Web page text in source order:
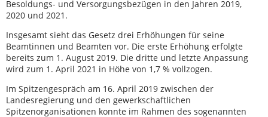
Besoldungs- und Versorgungsbezügen in den Jahren 2019,
2020 und 2021.
Insgesamt sieht das Gesetz drei Erhöhungen für seine
Beamtinnen und Beamten vor. Die erste Erhöhung erfolgte
bereits zum 1. August 2019. Die dritte und letzte Anpassung
wird zum 1. April 2021 in Höhe von 1,7 % vollzogen.
Im Spitzengespräch am 16. April 2019 zwischen der
Landesregierung und den gewerkschaftlichen
Spitzenorganisationen konnte im Rahmen des sogenannten